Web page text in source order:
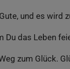
und es wird
Du das Leben
zum Glück.